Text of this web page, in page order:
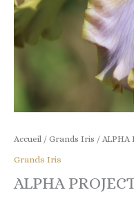
Accueil / Grands Iris / ALPHA
Grands Iris
ALPHA